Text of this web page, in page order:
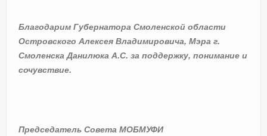
Благодарим Губернатора Смоленской области
Островского Алексея Владимировича, Мэра г.
Смоленска Данилюка А.С. за поддержку, понимание и
сочувствие.
Председатель Совета МОБМУФИ